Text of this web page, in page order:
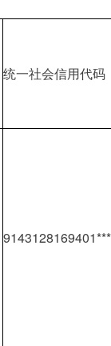
统一社会信用代码